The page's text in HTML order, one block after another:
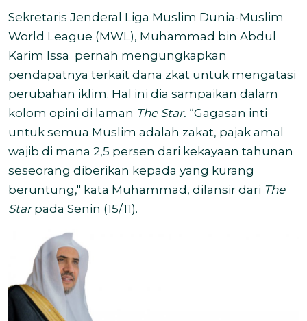
Sekretaris Jenderal Liga Muslim Dunia-Muslim
World League (MWL), Muhammad bin Abdul
Karim Issa pernah mengungkapkan
pendapatnya terkait dana zkat untuk mengatasi
perubahan iklim. Hal ini dia sampaikan dalam
kolom opini di laman The Star. “Gagasan inti
untuk semua Muslim adalah zakat, pajak amal
wajib di mana 2,5 persen dari kekayaan tahunan
seseorang diberikan kepada yang kurang
beruntung," kata Muhammad, dilansir dari The
Starpada Senin (15/11).